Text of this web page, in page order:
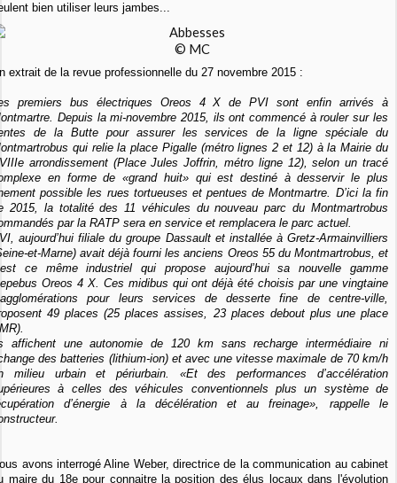
bien utiliser leurs jambes...
© MC
extrait de la revue professionnelle du 27 novembre 2015 :
premiers bus électriques Oreos 4 X de PVI sont enfin arrivés à
Depuis la mi-novembre 2015, ils ont commencé à rouler sur les
de la Butte pour assurer les services de la ligne spéciale du
qui relie la place Pigalle (métro lignes 2 et 12) à la Mairie du
arrondissement (Place Jules Joffrin, métro ligne 12), selon un tracé
en forme de «grand huit» qui est destiné à desservir le plus
possible les rues tortueuses et pentues de Montmartre. D’ici la fin
2015, la totalité des 11 véhicules du nouveau parc du Montmartrobus
par la RATP sera en service et remplacera le parc actuel.
aujourd’hui filiale du groupe Dassault et installée à Gretz-Armainvilliers
et-Marne) avait déjà fourni les anciens Oreos 55 du Montmartrobus, et
ce même industriel qui propose aujourd’hui sa nouvelle gamme
Oreos 4 X. Ces midibus qui ont déjà été choisis par une vingtaine
pour leurs services de desserte fine de centre-ville,
49 places (25 places assises, 23 places debout plus une place
affichent une autonomie de 120 km sans recharge intermédiaire ni
des batteries (lithium-ion) et avec une vitesse maximale de 70 km/h
milieu urbain et périurbain. «Et des performances d’accélération
à celles des véhicules conventionnels plus un système de
d’énergie à la décélération et au freinage», rappelle le
avons interrogé Aline Weber, directrice de la communication au cabinet
maire du 18e pour connaitre la position des élus locaux dans l'évolution